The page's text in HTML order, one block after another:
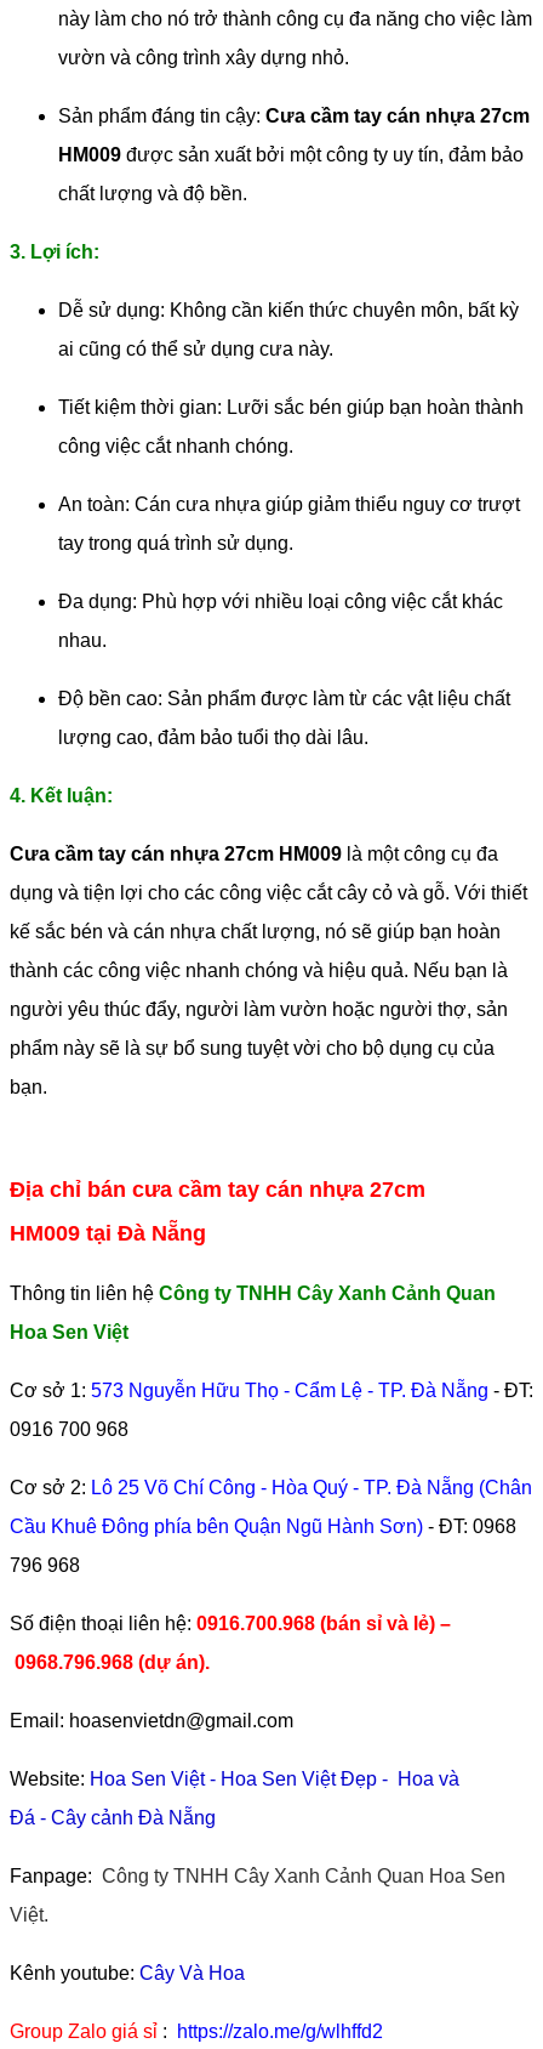
này làm cho nó trở thành công cụ đa năng cho việc làm
vườn và công trình xây dựng nhỏ.
Sản phẩm đáng tin cậy: Cưa cầm tay cán nhựa 27cm
HM009 được sản xuất bởi một công ty uy tín, đảm bảo
chất lượng và độ bền.
3. Lợi ích:
Dễ sử dụng: Không cần kiến thức chuyên môn, bất kỳ
ai cũng có thể sử dụng cưa này.
Tiết kiệm thời gian: Lưỡi sắc bén giúp bạn hoàn thành
công việc cắt nhanh chóng.
An toàn: Cán cưa nhựa giúp giảm thiểu nguy cơ trượt
tay trong quá trình sử dụng.
Đa dụng: Phù hợp với nhiều loại công việc cắt khác
nhau.
Độ bền cao: Sản phẩm được làm từ các vật liệu chất
lượng cao, đảm bảo tuổi thọ dài lâu.
4. Kết luận:
Cưa cầm tay cán nhựa 27cm HM009 là một công cụ đa
dụng và tiện lợi cho các công việc cắt cây cỏ và gỗ. Với thiết
kế sắc bén và cán nhựa chất lượng, nó sẽ giúp bạn hoàn
thành các công việc nhanh chóng và hiệu quả. Nếu bạn là
người yêu thúc đẩy, người làm vườn hoặc người thợ, sản
phẩm này sẽ là sự bổ sung tuyệt vời cho bộ dụng cụ của
bạn.
Địa chỉ bán cưa cầm tay cán nhựa 27cm
HM009 tại Đà Nẵng
Thông tin liên hệ Công ty TNHH Cây Xanh Cảnh Quan
Hoa Sen Việt
Cơ sở 1: 573 Nguyễn Hữu Thọ - Cẩm Lệ - TP. Đà Nẵng - ĐT:
0916 700 968
Cơ sở 2: Lô 25 Võ Chí Công - Hòa Quý - TP. Đà Nẵng (Chân
Cầu Khuê Đông phía bên Quận Ngũ Hành Sơn) - ĐT: 0968
796 968
​Số điện thoại liên hệ: 0916.700.968 (bán sỉ và lẻ) –
0968.796.968 (dự án).
Email: hoasenvietdn@gmail.com
Website: Hoa Sen Việt- Hoa Sen Việt Đẹp - Hoa và
Đá - Cây cảnh Đà Nẵng
Fanpage: Công ty TNHH Cây Xanh Cảnh Quan Hoa Sen
Việt.
Kênh youtube: Cây Và Hoa
Group Zalo giá sỉ : https://zalo.me/g/wlhffd2